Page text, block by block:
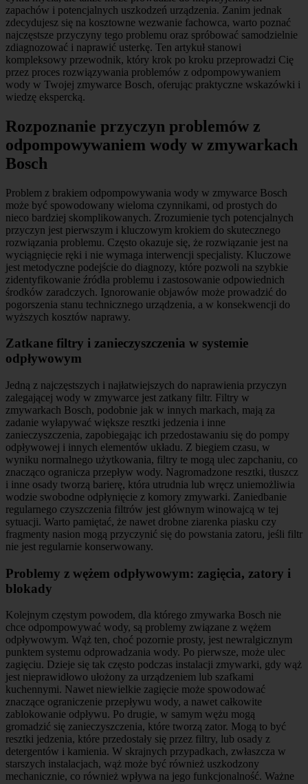
zapachów i potencjalnych uszkodzeń urządzenia. Zanim jednak
zdecydujesz się na kosztowne wezwanie fachowca, warto poznać
najczęstsze przyczyny tego problemu oraz spróbować samodzielnie
zdiagnozować i naprawić usterkę. Ten artykuł stanowi
kompleksowy przewodnik, który krok po kroku przeprowadzi Cię
przez proces rozwiązywania problemów z odpompowywaniem
wody w Twojej zmywarce Bosch, oferując praktyczne wskazówki i
wiedzę ekspercką.
Rozpoznanie przyczyn problemów z
odpompowywaniem wody w zmywarkach
Bosch
Problem z brakiem odpompowywania wody w zmywarce Bosch
może być spowodowany wieloma czynnikami, od prostych do
nieco bardziej skomplikowanych. Zrozumienie tych potencjalnych
przyczyn jest pierwszym i kluczowym krokiem do skutecznego
rozwiązania problemu. Często okazuje się, że rozwiązanie jest na
wyciągnięcie ręki i nie wymaga interwencji specjalisty. Kluczowe
jest metodyczne podejście do diagnozy, które pozwoli na szybkie
zidentyfikowanie źródła problemu i zastosowanie odpowiednich
środków zaradczych. Ignorowanie objawów może prowadzić do
pogorszenia stanu technicznego urządzenia, a w konsekwencji do
wyższych kosztów naprawy.
Zatkane filtry i zanieczyszczenia w systemie
odpływowym
Jedną z najczęstszych i najłatwiejszych do naprawienia przyczyn
zalegającej wody w zmywarce jest zatkany filtr. Filtry w
zmywarkach Bosch, podobnie jak w innych markach, mają za
zadanie wyłapywać większe resztki jedzenia i inne
zanieczyszczenia, zapobiegając ich przedostawaniu się do pompy
odpływowej i innych elementów układu. Z biegiem czasu, w
wyniku normalnego użytkowania, filtry te mogą ulec zapchaniu, co
znacząco ogranicza przepływ wody. Nagromadzone resztki, tłuszcz
i inne osady tworzą barierę, która utrudnia lub wręcz uniemożliwia
wodzie swobodne odpłynięcie z komory zmywarki. Zaniedbanie
regularnego czyszczenia filtrów jest głównym winowajcą w tej
sytuacji. Warto pamiętać, że nawet drobne ziarenka piasku czy
fragmenty nasion mogą przyczynić się do powstania zatoru, jeśli filtr
nie jest regularnie konserwowany.
Problemy z wężem odpływowym: zagięcia, zatory i
blokady
Kolejnym częstym powodem, dla którego zmywarka Bosch nie
chce odpompowywać wody, są problemy związane z wężem
odpływowym. Wąż ten, choć pozornie prosty, jest newralgicznym
punktem systemu odprowadzania wody. Po pierwsze, może ulec
zagięciu. Dzieje się tak często podczas instalacji zmywarki, gdy wąż
jest nieprawidłowo ułożony za urządzeniem lub szafkami
kuchennymi. Nawet niewielkie zagięcie może spowodować
znaczące ograniczenie przepływu wody, a nawet całkowite
zablokowanie odpływu. Po drugie, w samym wężu mogą
gromadzić się zanieczyszczenia, które tworzą zator. Mogą to być
resztki jedzenia, które przedostały się przez filtry, lub osady z
detergentów i kamienia. W skrajnych przypadkach, zwłaszcza w
starszych instalacjach, wąż może być również uszkodzony
mechanicznie, co również wpływa na jego funkcjonalność. Ważne